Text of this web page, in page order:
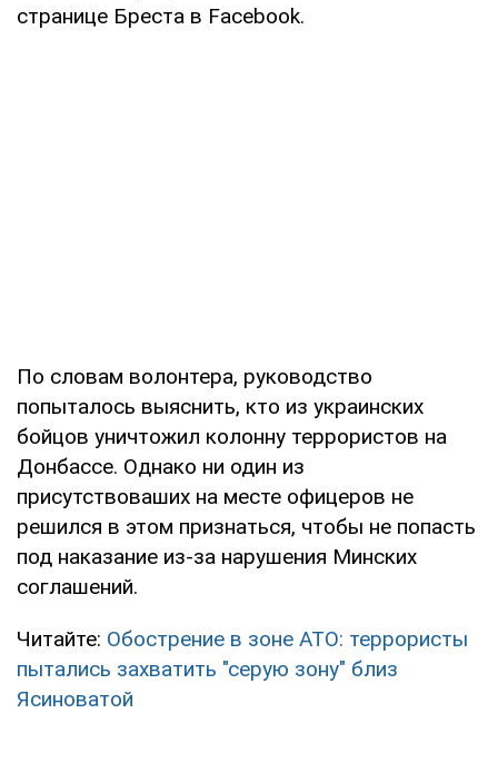
странице Бреста в Facebook.
По словам волонтера, руководство
попыталось выяснить, кто из украинских
бойцов уничтожил колонну террористов на
Донбассе. Однако ни один из
присутствоваших на месте офицеров не
решился в этом признаться, чтобы не попасть
под наказание из-за нарушения Минских
соглашений.
Читайте: Обострение в зоне АТО: террористы
пытались захватить "серую зону" близ
Ясиноватой